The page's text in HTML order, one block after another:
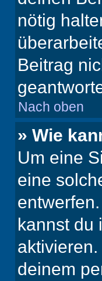
nötig
Beitrag
Nach oben
» Wie
Um eine
eine
kannst du
deinem